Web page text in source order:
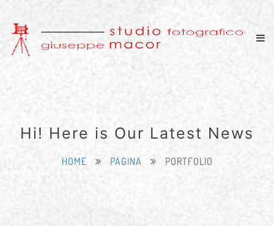
Hi! Here is Our Latest News
HOME PAGINA PORTFOLIO